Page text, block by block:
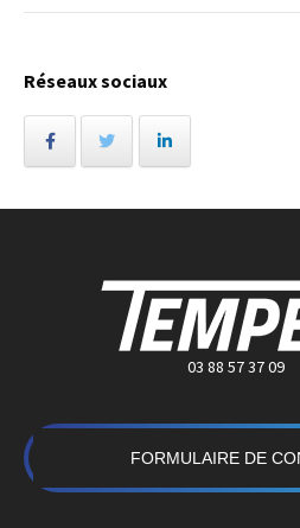
Réseaux sociaux
03 88 57 37 09
FORMULAIRE DE